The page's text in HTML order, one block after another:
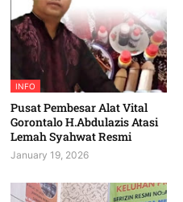
INFO
Pusat Pembesar Alat Vital
Gorontalo H.Abdulazis Atasi
Lemah Syahwat Resmi
January 19, 2026